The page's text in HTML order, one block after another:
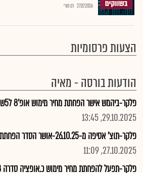
27.07.2026 רם מורי
הצעות פרסומיות
הודעות בורסה - מאיה
פלקר-ביהמש אישר הפחתת מחיר מימוש אופ'8 ל5שח מ30.10 עד ל6.11.25
29.10.2025, 13:45
פלקר-תוצ' אסיפה מ-26.10.25-אושר הסדר הפחתת מחיר מימוש אופ' 8
27.10.2025, 11:09
פלקר-תפעל להפחתת מחיר מימוש כ.אופציה סדרה 8 ל5שח עד 6.11.25